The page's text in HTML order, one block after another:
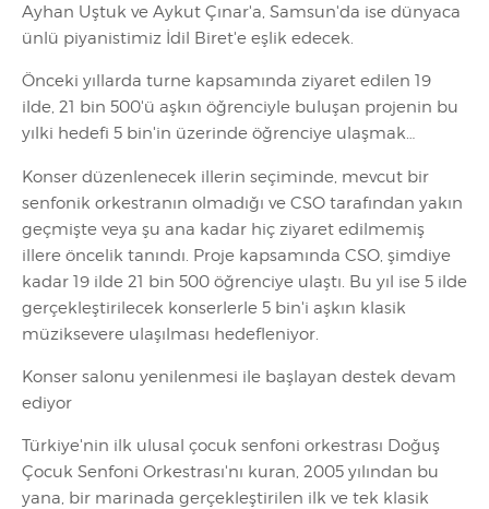
Ayhan Uştuk ve Aykut Çınar'a, Samsun'da ise dünyaca
ünlü piyanistimiz İdil Biret'e eşlik edecek.
Önceki yıllarda turne kapsamında ziyaret edilen 19
ilde, 21 bin 500'ü aşkın öğrenciyle buluşan projenin bu
yılki hedefi 5 bin'in üzerinde öğrenciye ulaşmak…
Konser düzenlenecek illerin seçiminde, mevcut bir
senfonik orkestranın olmadığı ve CSO tarafından yakın
geçmişte veya şu ana kadar hiç ziyaret edilmemiş
illere öncelik tanındı. Proje kapsamında CSO, şimdiye
kadar 19 ilde 21 bin 500 öğrenciye ulaştı. Bu yıl ise 5 ilde
gerçekleştirilecek konserlerle 5 bin'i aşkın klasik
müziksevere ulaşılması hedefleniyor.
Konser salonu yenilenmesi ile başlayan destek devam
ediyor
Türkiye'nin ilk ulusal çocuk senfoni orkestrası Doğuş
Çocuk Senfoni Orkestrası'nı kuran, 2005 yılından bu
yana, bir marinada gerçekleştirilen ilk ve tek klasik